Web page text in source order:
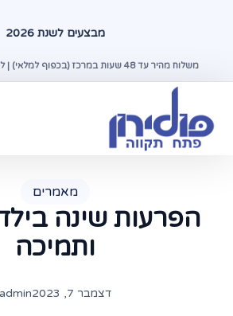
מבצעים לשנת 2026
משלוח מהיר עד 48 שעות במרכז (בכפוף למלאי) | לייעוץ:
מאמרים
הפרעות שינה
ותמיכה
דצמבר 7, 2023 admin